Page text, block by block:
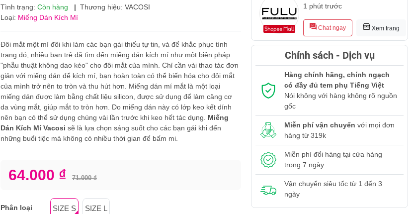
Tình trạng: Còn hàng | Thương hiệu: VACOSI
Loại: Miếng Dán Kích Mí
Đôi mắt một mí đôi khi làm các bạn gái thiếu tự tin, và để khắc phục tình
trạng đó, nhiều bạn trẻ đã tìm đến miếng dán kích mí như một biện pháp
"phẫu thuật không dao kéo" cho đôi mắt của mình. Chỉ cần vài thao tác đơn
giản với miếng dán để kích mí, bạn hoàn toàn có thể biến hóa cho đôi mắt
của mình trở nên to tròn và thu hút hơn. Miếng dán mí mắt là một loại
miếng dán được làm bằng chất liệu silicon, được sử dụng để làm căng cơ
da vùng mắt, giúp mắt to tròn hơn. Do miếng dán này có lớp keo kết dính
nên bạn có thể sử dụng chúng vài lần trước khi keo hết tác dụng. Miếng
Dán Kích Mí Vacosi sẽ là lựa chọn sáng suốt cho các bạn gái khi đến
những buổi tiệc mà không có nhiều thời gian để bấm mi.
64.000 ₫ 71.000 ₫
Phân loại SIZE S SIZE L
1 phút trước
Chat ngay Xem trang
Chính sách - Dịch vụ
Hàng chính hãng, chính ngạch
có đầy đủ tem phụ Tiếng Việt
Nói không với hàng không rõ nguồn
gốc
Miễn phí vận chuyển với mọi đơn
hàng từ 319k
Miễn phí đổi hàng tại cửa hàng
trong 7 ngày
Vận chuyển siêu tốc từ 1 đến 3
ngày